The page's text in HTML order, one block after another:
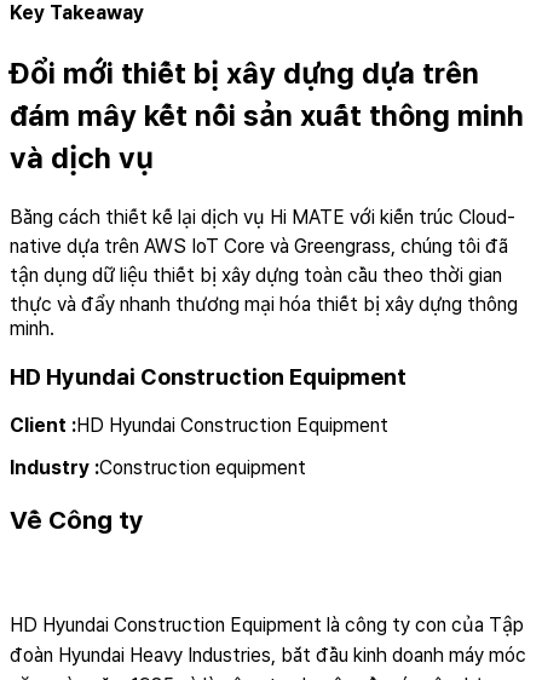
Key Takeaway
Đổi mới thiết bị xây dựng dựa trên
đám mây kết nối sản xuất thông minh
và dịch vụ
Bằng cách thiết kế lại dịch vụ Hi MATE với kiến trúc Cloud-
native dựa trên AWS IoT Core và Greengrass, chúng tôi đã
tận dụng dữ liệu thiết bị xây dựng toàn cầu theo thời gian
thực và đẩy nhanh thương mại hóa thiết bị xây dựng thông
minh.
HD Hyundai Construction Equipment
Client :HD Hyundai Construction Equipment
Industry :Construction equipment
Về Công ty
HD Hyundai Construction Equipment là công ty con của Tập
đoàn Hyundai Heavy Industries, bắt đầu kinh doanh máy móc